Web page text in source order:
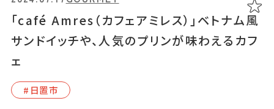
「café Amres（カフェアミレス）」ベトナム風
サンドイッチや、人気のプリンが味わえるカフ
ェ
#⽇置市
菜プレートが主役級のランチ
#⾕⼭周辺